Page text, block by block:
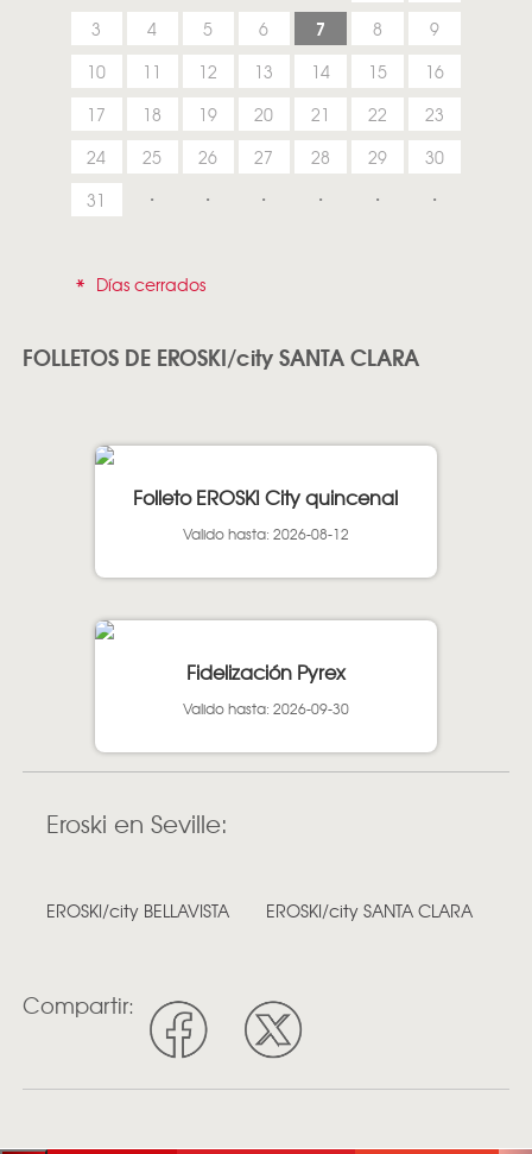
3
4 5 6 7 8
9
10
11 12 13 14 15
16
17
18 19 20 21 22
23
24
25 26 27 28 29
30
31
* Días cerrados
FOLLETOS DE EROSKI/city SANTA CLARA
Folleto EROSKI City quincenal
Valido hasta: 2026-08-12
Fidelización Pyrex
Valido hasta: 2026-09-30
Eroski en Seville:
EROSKI/city BELLAVISTA EROSKI/city SANTA CLARA
Compartir: